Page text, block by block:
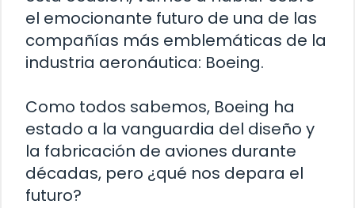
el emocionante futuro de una de las
compañías más emblemáticas de la
industria aeronáutica: Boeing.
Como todos sabemos, Boeing ha
estado a la vanguardia del diseño y
la fabricación de aviones durante
décadas, pero ¿qué nos depara el
futuro?